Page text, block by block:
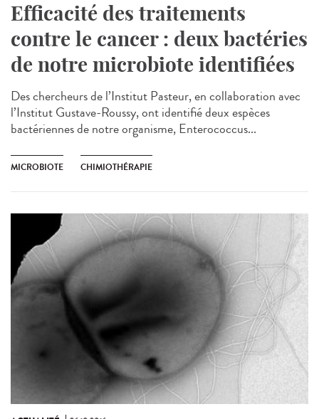
Efficacité des traitements
contre le cancer : deux bactéries
de notre microbiote identifiées
Des chercheurs de l’Institut Pasteur, en collaboration avec
l’Institut Gustave-Roussy, ont identifié deux espèces
bactériennes de notre organisme, Enterococcus...
MICROBIOTE CHIMIOTHÉRAPIE